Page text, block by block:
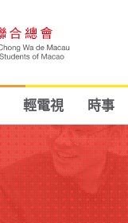
輕電視 時事